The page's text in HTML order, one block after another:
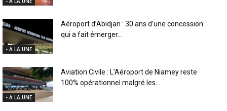
- A LA UNE
Aéroport d’Abidjan : 30 ans d’une concession
qui a fait émerger...
- A LA UNE
Aviation Civile : L’Aéroport de Niamey reste
100% opérationnel malgré les...